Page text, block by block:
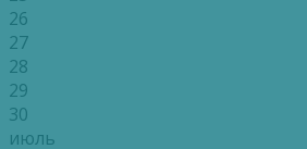
26
27
28
29
30
июль